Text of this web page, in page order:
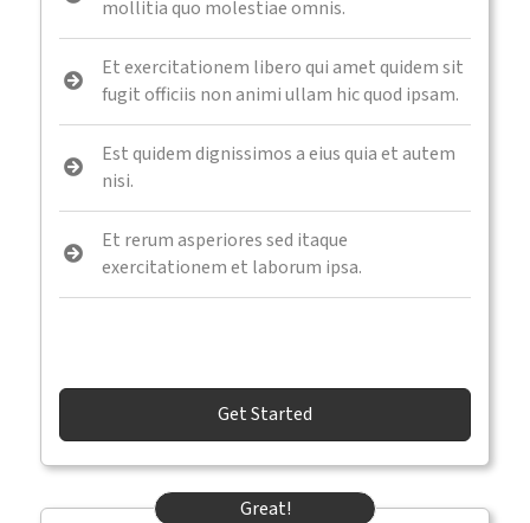
mollitia quo molestiae omnis.
Et exercitationem libero qui amet quidem sit
fugit officiis non animi ullam hic quod ipsam.
Est quidem dignissimos a eius quia et autem
nisi.
Et rerum asperiores sed itaque
exercitationem et laborum ipsa.
Get Started
Great!